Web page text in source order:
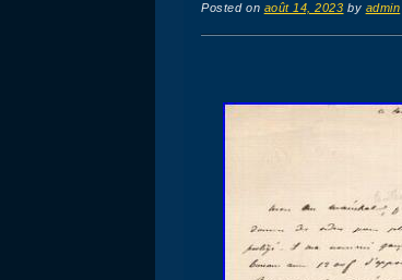
Posted on août 14, 2023 by admin